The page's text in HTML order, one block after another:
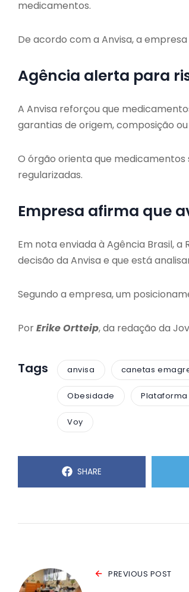
medicamentos.
De acordo com a Anvisa, a
Agência alerta para
A Anvisa reforçou que
garantias de origem, composição
O órgão orienta que
regularizadas.
Empresa afirma que
Em nota enviada à Agência Brasil,
decisão da Anvisa e que está
Segundo a empresa, um
PorErike Ortteip, da redação da
Tags anvisa canetas
Obesidade
Voy
SHARE
PREVIOUS POST